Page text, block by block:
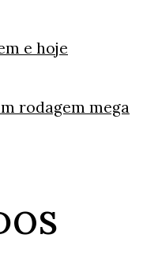
e hoje
rodagem mega